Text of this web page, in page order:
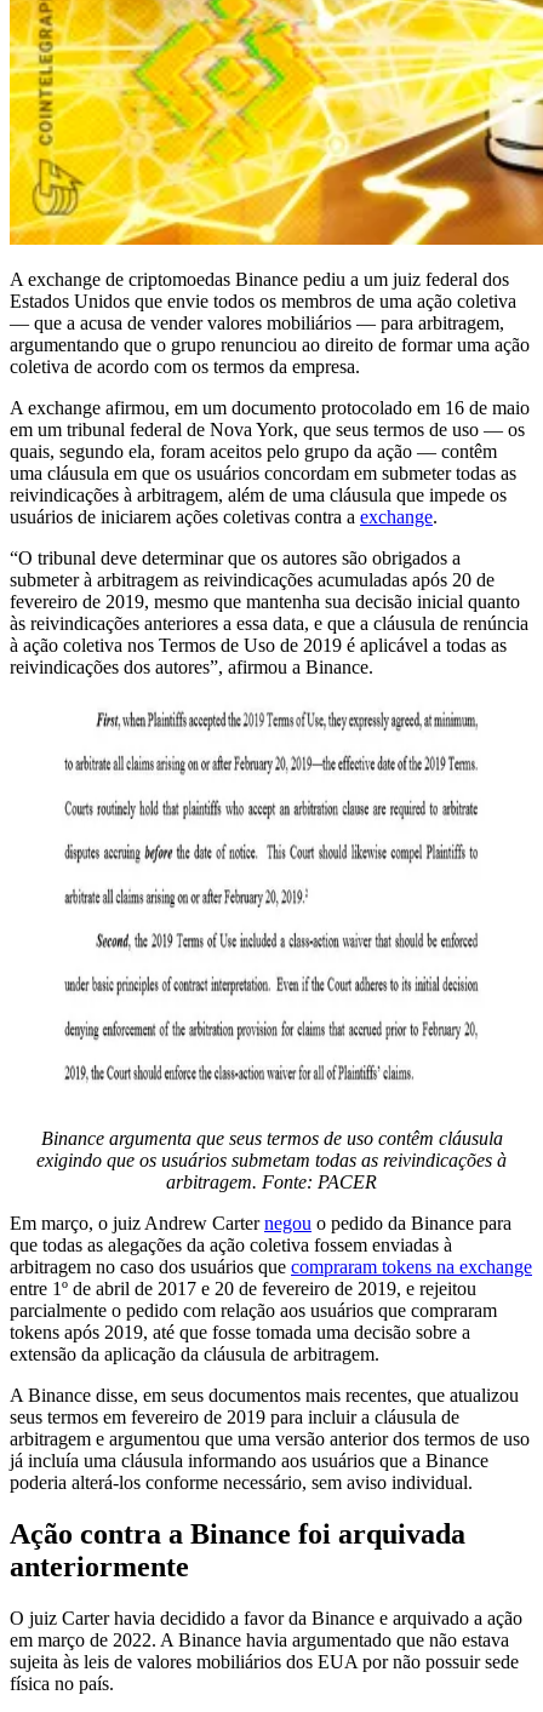
A exchange de criptomoedas Binance pediu a um juiz federal dos
Estados Unidos que envie todos os membros de uma ação coletiva
— que a acusa de vender valores mobiliários — para arbitragem,
argumentando que o grupo renunciou ao direito de formar uma ação
coletiva de acordo com os termos da empresa.
A exchange afirmou, em um documento protocolado em 16 de maio
em um tribunal federal de Nova York, que seus termos de uso — os
quais, segundo ela, foram aceitos pelo grupo da ação — contêm
uma cláusula em que os usuários concordam em submeter todas as
reivindicações à arbitragem, além de uma cláusula que impede os
usuários de iniciarem ações coletivas contra a exchange.
“O tribunal deve determinar que os autores são obrigados a
submeter à arbitragem as reivindicações acumuladas após 20 de
fevereiro de 2019, mesmo que mantenha sua decisão inicial quanto
às reivindicações anteriores a essa data, e que a cláusula de renúncia
à ação coletiva nos Termos de Uso de 2019 é aplicável a todas as
reivindicações dos autores”, afirmou a Binance.
Binance argumenta que seus termos de uso contêm cláusula
exigindo que os usuários submetam todas as reivindicações à
arbitragem. Fonte: PACER
Em março, o juiz Andrew Carternegou o pedido da Binance para
que todas as alegações da ação coletiva fossem enviadas à
arbitragem no caso dos usuários que compraram tokens na exchange
entre 1º de abril de 2017 e 20 de fevereiro de 2019, e rejeitou
parcialmente o pedido com relação aos usuários que compraram
tokens após 2019, até que fosse tomada uma decisão sobre a
extensão da aplicação da cláusula de arbitragem.
A Binance disse, em seus documentos mais recentes, que atualizou
seus termos em fevereiro de 2019 para incluir a cláusula de
arbitragem e argumentou que uma versão anterior dos termos de uso
já incluía uma cláusula informando aos usuários que a Binance
poderia alterá-los conforme necessário, sem aviso individual.
Ação contra a Binance foi arquivada
anteriormente
O juiz Carter havia decidido a favor da Binance e arquivado a ação
em março de 2022. A Binance havia argumentado que não estava
sujeita às leis de valores mobiliários dos EUA por não possuir sede
física no país.